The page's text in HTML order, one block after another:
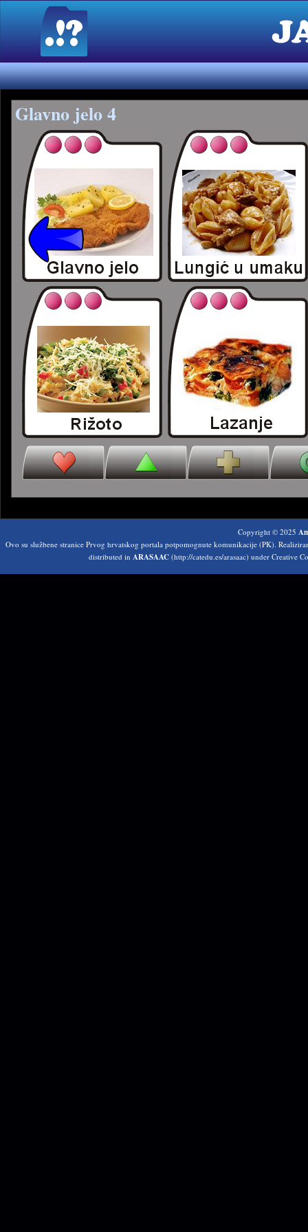
Glavno jelo 4
Copyright © 2025
Ovo su službene stranice Prvog hrvatskog portala potpomognute komunikacije (PK).
distributed in ARASAAC (http://catedu.es/arasaac) under Creative